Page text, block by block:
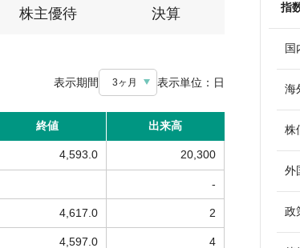
株主優待 決算
表示期間 3ヶ月 表示単位： 日
終値 出来高
4,593.0 20,300
-
4,617.0 2
4,597.0 4
指
国
海
株
外
政